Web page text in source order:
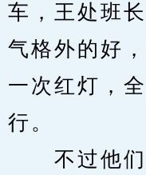
车，王处班
气格外的好
一次红灯，
行。
不过他们